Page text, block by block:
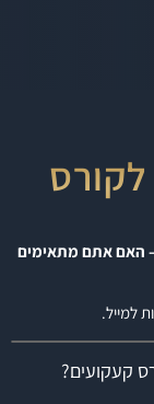
– האם אתם מתאימים
למייל.
קעקועים?